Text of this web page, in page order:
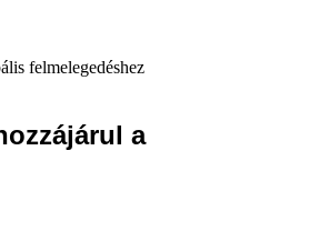
felmelegedéshez
a